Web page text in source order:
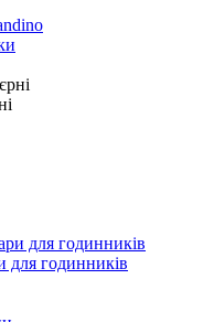
для годинників